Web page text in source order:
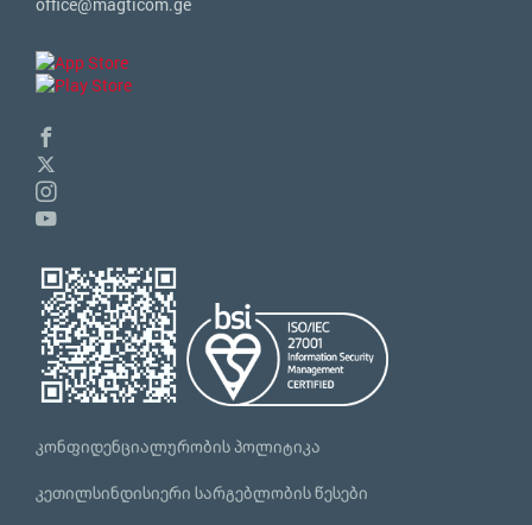
კონფიდენციალურობის პოლიტიკა
კეთილსინდისიერი სარგებლობის წესები